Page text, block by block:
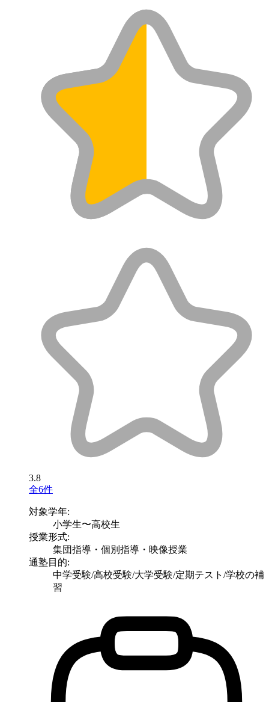
3.8
全6件
対象学年:
小学生〜高校生
授業形式:
集団指導・個別指導・映像授業
通塾目的:
中学受験/高校受験/大学受験/定期テスト/学校の補
習